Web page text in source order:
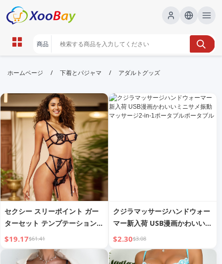
アダルトグッズ | XOOBAY B2B/B2C
アダルトグッズ,通販,選び方, wholesale アダルトグッ
ズ, XOOBAY
初心者でも安心のアダルトグッズ選び解説法
ホームページ / 下着とパジャマ / アダルトグッズ
セクシー スリーポイント ガー
ターセット テンプテーション
大きいサイズ ランジェリー
$19.17$61.41
クジラマッサージハンドウォー
マー新入荷 USB漫画かわいいミ
ニサメ振動マッサージ2-in-1ポ
ータブルポータブル
$2.30$3.08